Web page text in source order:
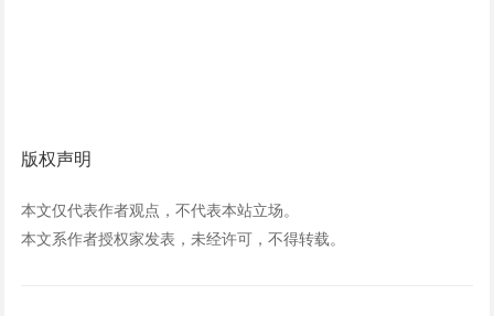
版权声明
本文仅代表作者观点，不代表本站立场。
本文系作者授权家发表，未经许可，不得转载。